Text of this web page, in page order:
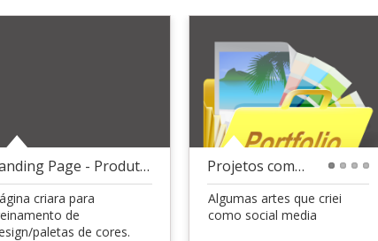
Landing Page - Produtividade
criara para
de
paletas de cores.
Projetos como Social Media
Algumas artes que criei
como social media